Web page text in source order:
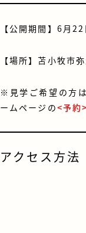
【公開期間】6月
【場所】苫小牧市
※見学ご希望の方
ームページの<予約>
アクセス方法